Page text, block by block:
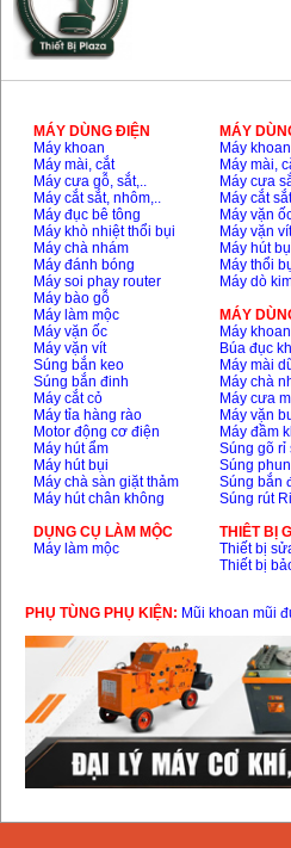
May mai 2 da Hong
ky MB1/2HP (0.5HP)
Price
MÁY DÙNG ĐIỆN
Máy khoan
Máy mài, cắt
Máy cưa gỗ, sắt,..
Máy cắt sắt, nhôm,..
Máy đục bê tông
Máy khò nhiệt thổi bụi
Máy chà nhám
Máy đánh bóng
Máy soi phay router
Máy bào gỗ
Máy làm mộc
Máy vặn ốc
Máy vặn vít
Súng bắn keo
Súng bắn đinh
Máy cắt cỏ
Máy tỉa hàng rào
Motor động cơ điện
Máy hút ẩm
Máy hút bụi
Máy chà sàn giặt thảm
Máy hút chân không
DỤNG CỤ LÀM MỘC
Máy làm mộc
MÁY
Máy khoan
Máy mài,
Máy cưa
Máy cắt
Máy vặn
Máy vặn
Máy hút
Máy thổi
Máy dò
MÁY
Máy
Búa đục
Máy mài
Máy chà
Máy cưa
Máy vặn
Máy đầm
Súng gõ rỉ
Súng
Súng bắn
Súng rút
THIÊT BỊ
Thiết bị
Thiết bị
PHỤ TÙNG PHỤ KIỆN: Mũi khoan mũi